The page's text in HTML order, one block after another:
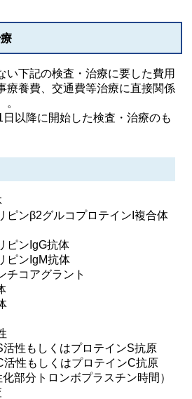
い下記の検査・治療に要した費用
療養費、交通費等治療に直接関係
以降に開始した検査・治療のも
β2グルコプロテインI複合体
ンIgG抗体
ンIgM抗体
コアグラント
もしくはプロテインS抗原
もしくはプロテインC抗原
分トロンボプラスチン時間）